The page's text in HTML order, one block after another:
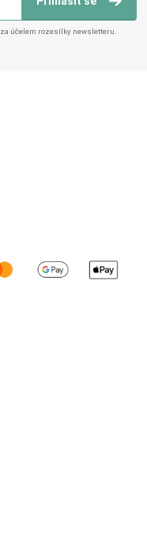
za účelem rozesílky newsletteru.